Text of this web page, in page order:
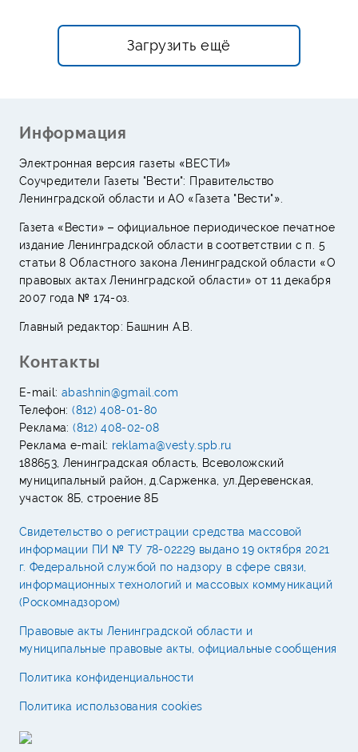
Загрузить ещё
Информация
Электронная версия газеты «ВЕСТИ»
Соучредители Газеты "Вести": Правительство
Ленинградской области и АО «Газета "Вести"».
Газета «Вести» – официальное периодическое печатное
издание Ленинградской области в соответствии с п. 5
статьи 8 Областного закона Ленинградской области «О
правовых актах Ленинградской области» от 11 декабря
2007 года № 174-оз.
Главный редактор: Башнин А.В.
Контакты
E-mail: abashnin@gmail.com
Телефон:(812) 408-01-80
Реклама:(812) 408-02-08
Реклама e-mail: reklama@vesty.spb.ru
188653, Ленинградская область, Всеволожский
муниципальный район, д.Сарженка, ул.Деревенская,
участок 8Б, строение 8Б
Свидетельство о регистрации средства массовой
информации ПИ № ТУ 78-02229 выдано 19 октября 2021
г. Федеральной службой по надзору в сфере связи,
информационных технологий и массовых коммуникаций
(Роскомнадзором)
Правовые акты Ленинградской области и
муниципальные правовые акты, официальные сообщения
Политика конфиденциальности
Политика использования cookies